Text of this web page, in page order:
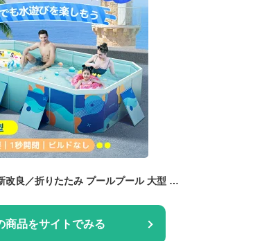
★一部即納★＼2025新改良／折りたたみ プールプール 大型 プール ビニールプール フレームプール 正規品★空気入れ不要★ 家庭用プール 子ども 3M プール 水遊び 5秒で収納OK アウトドア 収納簡単 設置簡単1.6M/2.1M/2.6M/3M/4M
商品をサイトでみる